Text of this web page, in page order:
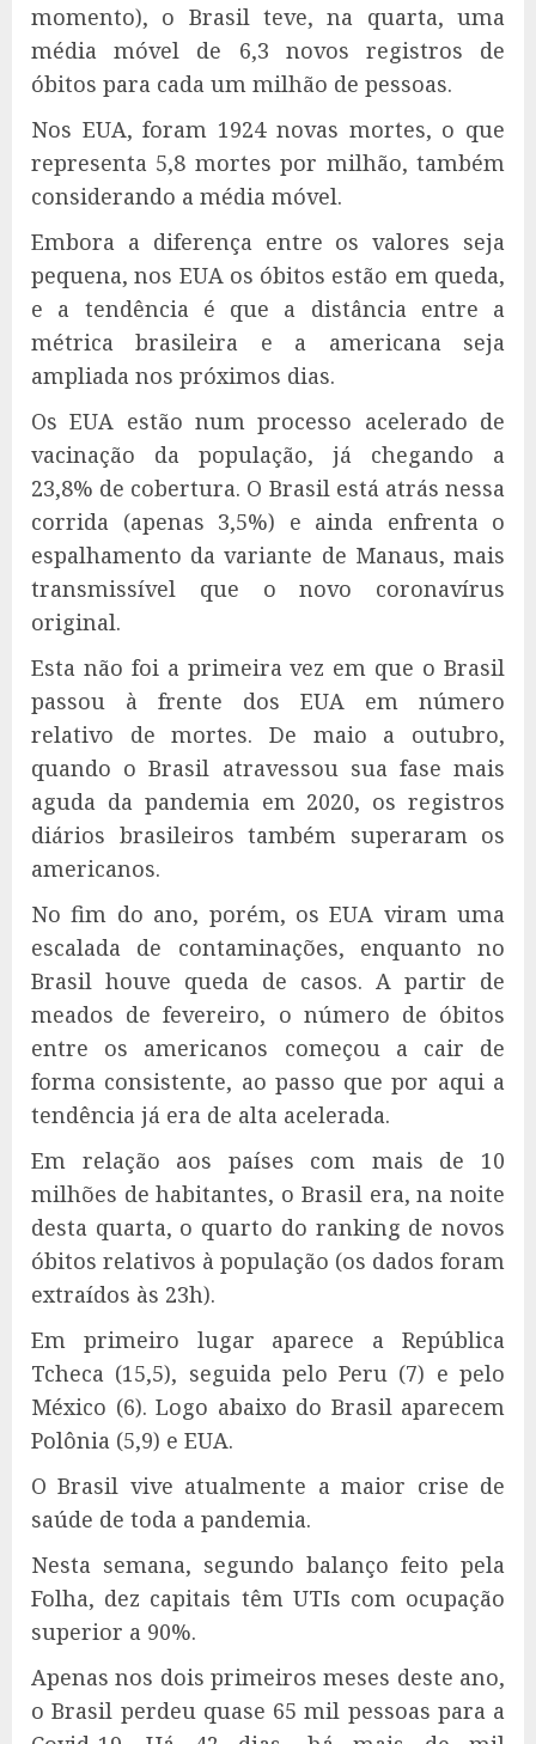
momento), o Brasil teve, na quarta, uma
média móvel de 6,3 novos registros de
óbitos para cada um milhão de pessoas.
Nos EUA, foram 1924 novas mortes, o que
representa 5,8 mortes por milhão, também
considerando a média móvel.
Embora a diferença entre os valores seja
pequena, nos EUA os óbitos estão em queda,
e a tendência é que a distância entre a
métrica brasileira e a americana seja
ampliada nos próximos dias.
Os EUA estão num processo acelerado de
vacinação da população, já chegando a
23,8% de cobertura. O Brasil está atrás nessa
corrida (apenas 3,5%) e ainda enfrenta o
espalhamento da variante de Manaus, mais
transmissível que o novo coronavírus
original.
Esta não foi a primeira vez em que o Brasil
passou à frente dos EUA em número
relativo de mortes. De maio a outubro,
quando o Brasil atravessou sua fase mais
aguda da pandemia em 2020, os registros
diários brasileiros também superaram os
americanos.
No fim do ano, porém, os EUA viram uma
escalada de contaminações, enquanto no
Brasil houve queda de casos. A partir de
meados de fevereiro, o número de óbitos
entre os americanos começou a cair de
forma consistente, ao passo que por aqui a
tendência já era de alta acelerada.
Em relação aos países com mais de 10
milhões de habitantes, o Brasil era, na noite
desta quarta, o quarto do ranking de novos
óbitos relativos à população (os dados foram
extraídos às 23h).
Em primeiro lugar aparece a República
Tcheca (15,5), seguida pelo Peru (7) e pelo
México (6). Logo abaixo do Brasil aparecem
Polônia (5,9) e EUA.
O Brasil vive atualmente a maior crise de
saúde de toda a pandemia.
Nesta semana, segundo balanço feito pela
Folha, dez capitais têm UTIs com ocupação
superior a 90%.
Apenas nos dois primeiros meses deste ano,
o Brasil perdeu quase 65 mil pessoas para a